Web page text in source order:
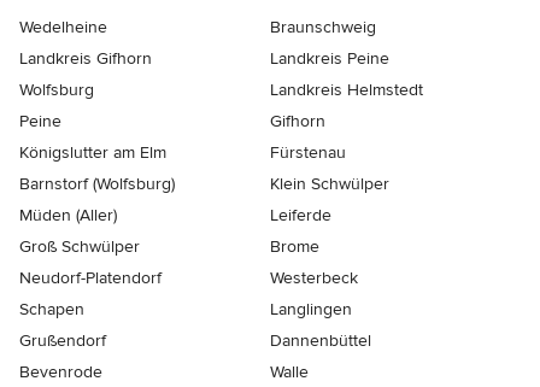
Wedelheine
Braunschweig
Landkreis Gifhorn
Landkreis Peine
Wolfsburg
Landkreis Helmstedt
Peine
Gifhorn
Königslutter am Elm
Fürstenau
Barnstorf (Wolfsburg)
Klein Schwülper
Müden (Aller)
Leiferde
Groß Schwülper
Brome
Neudorf-Platendorf
Westerbeck
Schapen
Langlingen
Grußendorf
Dannenbüttel
Bevenrode
Walle